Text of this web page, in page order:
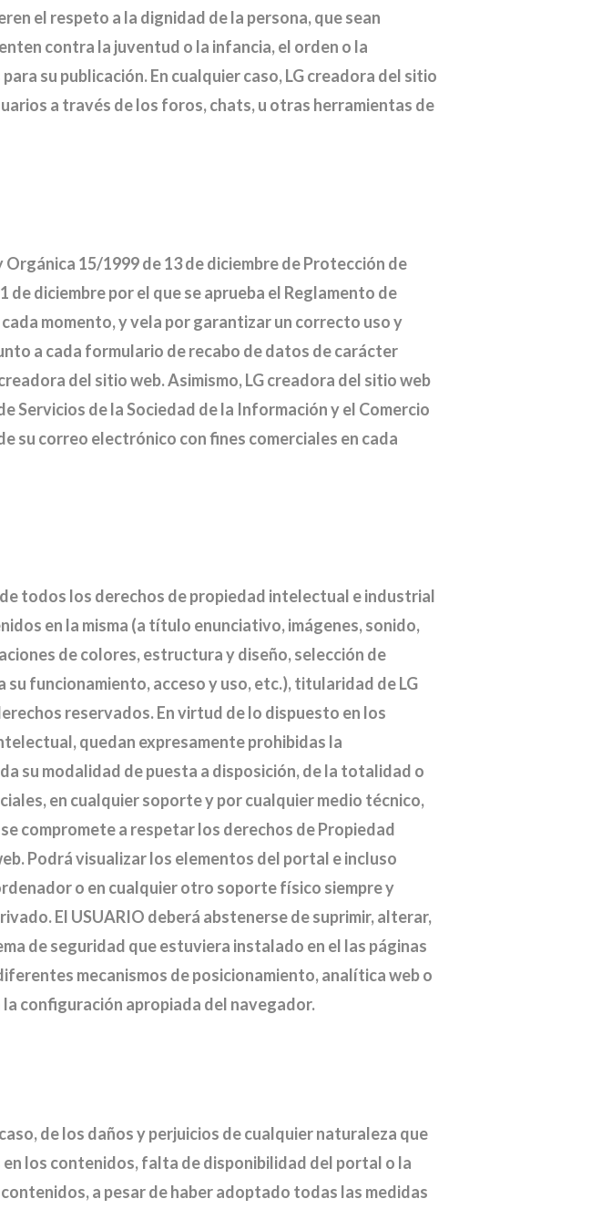
el respeto a la dignidad de la persona, que sean
contra la juventud o la infancia, el orden o la
su publicación. En cualquier caso, LG creadora del sitio
a través de los foros, chats, u otras herramientas de
15/1999 de 13 de diciembre de Protección de
diciembre por el que se aprueba el Reglamento de
momento, y vela por garantizar un correcto uso y
a cada formulario de recabo de datos de carácter
del sitio web. Asimismo, LG creadora del sitio web
Servicios de la Sociedad de la Información y el Comercio
su correo electrónico con fines comerciales en cada
todos los derechos de propiedad intelectual e industrial
en la misma (a título enunciativo, imágenes, sonido,
de colores, estructura y diseño, selección de
funcionamiento, acceso y uso, etc.), titularidad de LG
reservados. En virtud de lo dispuesto en los
quedan expresamente prohibidas la
su modalidad de puesta a disposición, de la totalidad o
en cualquier soporte y por cualquier medio técnico,
compromete a respetar los derechos de Propiedad
Podrá visualizar los elementos del portal e incluso
o en cualquier otro soporte físico siempre y
El USUARIO deberá abstenerse de suprimir, alterar,
de seguridad que estuviera instalado en el las páginas
mecanismos de posicionamiento, analítica web o
configuración apropiada del navegador.
de los daños y perjuicios de cualquier naturaleza que
los contenidos, falta de disponibilidad del portal o la
a pesar de haber adoptado todas las medidas